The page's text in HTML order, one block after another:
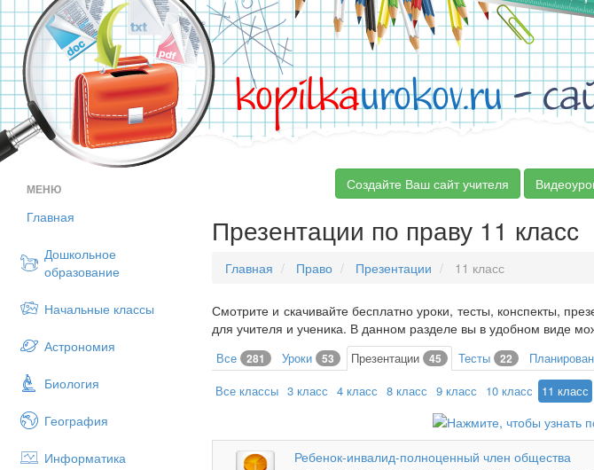
kopilkaurokov.ru-
МЕНЮ
Главная
Дошкольное
образование
Начальные классы
Астрономия
Биология
География
Информатика
Создайте Ваш сайт учителя
Презентации по праву 11 класс
Главная Право Презентации 11 класс
Смотрите и скачивайте бесплатно уроки, тесты, конспекты,
для учителя и ученика. В данном разделе вы в удобном виде
Все 281 Уроки 53 Презентации 45 Тесты 22
Все классы 3 класс 4 класс 8 класс 9 класс 10 класс 11 класс
Ребенок-инвалид-полноценный член общества